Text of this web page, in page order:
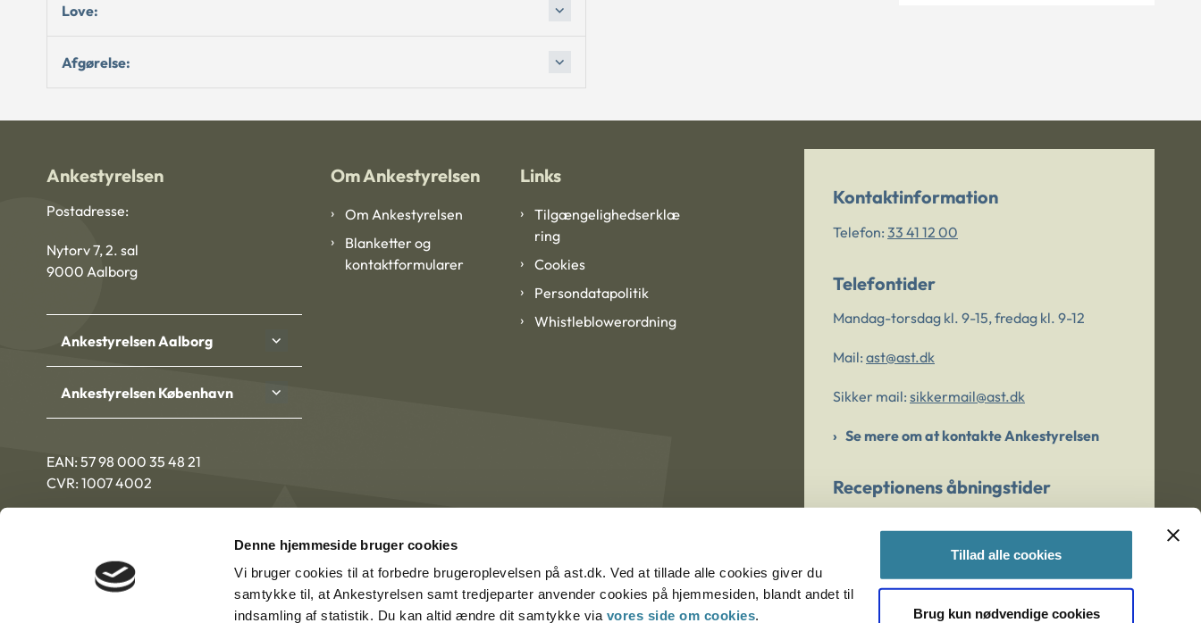
Denne hjemmeside bruger cookies
Vi bruger cookies til at forbedre brugeroplevelsen på ast.dk. Ved at tillade alle cookies giver du
samtykke til, at Ankestyrelsen samt tredjeparter anvender cookies på hjemmesiden, blandt andet til
indsamling af statistik. Du kan altid ændre dit samtykke via vores side om cookies.
Tillad alle cookies
Brug kun nødvendige cookies
Love:
Afgørelse:
Ankestyrelsen
Postadresse:
Nytorv 7, 2. sal
9000 Aalborg
Ankestyrelsen Aalborg
Ankestyrelsen København
EAN: 57 98 000 35 48 21
CVR: 1007 4002
Om Ankestyrelsen
Om Ankestyrelsen
Blanketter og
kontaktformularer
Links
Tilgængelighedserklæ
ring
Cookies
Persondatapolitik
Whistleblowerordning
Kontaktinformation
Telefon: 33 41 12 00
Telefontider
Mandag-torsdag kl. 9-15, fredag kl. 9-12
Mail: ast@ast.dk
Sikker mail: sikkermail@ast.dk
Se mere om at kontakte Ankestyrelsen
Receptionens åbningstider
Er du bekymret for et barn/en ung?